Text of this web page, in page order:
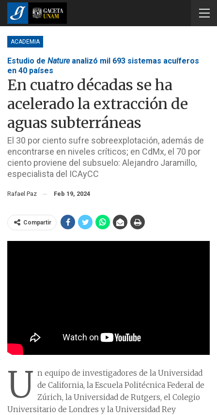
ACADEMIA
Estudio de Natureanalizó mil 693 sistemas acuíferos
en 40 países
En cuatro décadas se ha
acelerado la extracción de
aguas subterráneas
El 30 por ciento sufre sobreexplotación, además de
encontrarse en niveles críticos; en CdMx, el 70 por
ciento proviene del subsuelo: Alejandro Jaramillo,
especialista del ICAyCC
Rafael Paz Feb 19, 2024
Compartir
U n equipo de investigadores de la Universidad
de California, la Escuela Politécnica Federal de
Zúrich, la Universidad de Rutgers, el Colegio
Universitario de Londres y la Universidad Rey